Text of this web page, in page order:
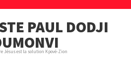
PAUL DODJI
Jésus est la solution Kpové-Zion